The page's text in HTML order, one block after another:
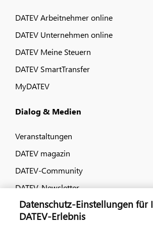
DATEV Arbeitnehmer online
DATEV Unternehmen online
DATEV Meine Steuern
DATEV SmartTransfer
MyDATEV
Dialog & Medien
Veranstaltungen
DATEV magazin
DATEV-Community
DATEV-Newsletter
Kontaktieren Sie uns
Datenschutz-Einstellungen für
DATEV-Erlebnis